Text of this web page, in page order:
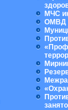
МЧС
ОМВД